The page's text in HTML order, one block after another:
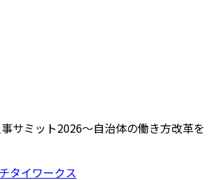
事サミット2026～自治体の働き方改革を